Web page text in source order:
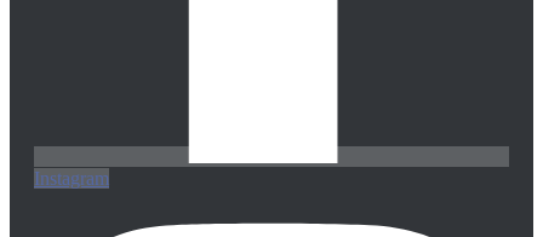
Instagram